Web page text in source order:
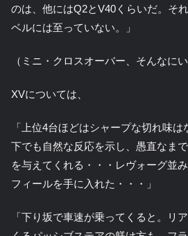
のは、他にはQ2とV40くらいだ。そ
ベルには至っていない。」
（ミニ・クロスオーバー、そんなに
XVについては、
「上位4台ほどはシャープな切れ味
下でも自然な反応を示し、愚直なま
を与えてくれる・・・レヴォーグ並
フィールを手に入れた・・・」
「下り坂で車速が乗ってくると。リ